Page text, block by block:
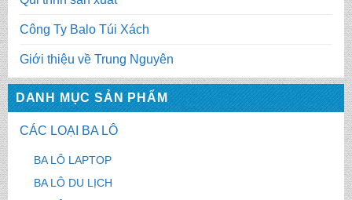
Công Ty Balo Túi Xách
Giới thiệu về Trung Nguyên
DANH MỤC SẢN PHẨM
CÁC LOẠI BA LÔ
BA LÔ LAPTOP
BA LÔ DU LỊCH